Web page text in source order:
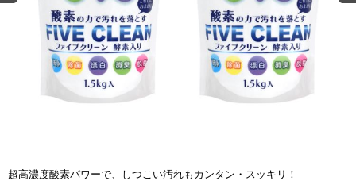
超高濃度酸素パワーで、しつこい汚れもカンタン・スッキリ！